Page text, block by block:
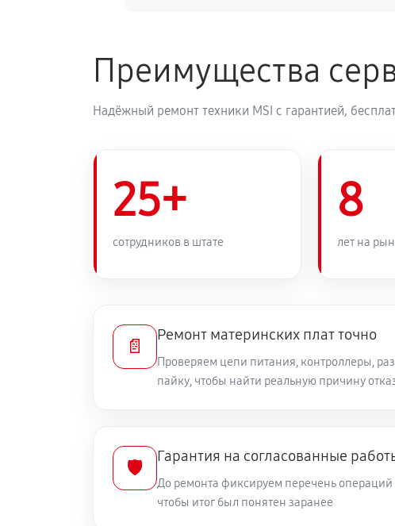
Преимущества
Надёжный ремонт техники MSI с гарантией,
25+
сотрудников в штате
8
лет на
📄
Ремонт материнских плат точно
Проверяем цепи питания, контроллеры,
пайку, чтобы найти реальную причину
🛡️
Гарантия на согласованные
До ремонта фиксируем перечень операций
чтобы итог был понятен заранее